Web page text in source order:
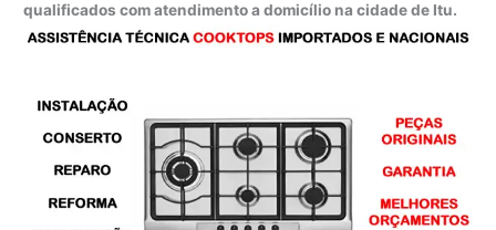
qualificados com atendimento a domicílio na cidade de Itu.